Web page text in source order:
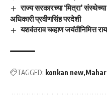
राज्य सरकारच्या ‘मित्रा’
अधिकारी प्रवीणसिंह परदेशी
यशवंतराव चव्हाण जयंतीनिमित्त
TAGGED: konkan new